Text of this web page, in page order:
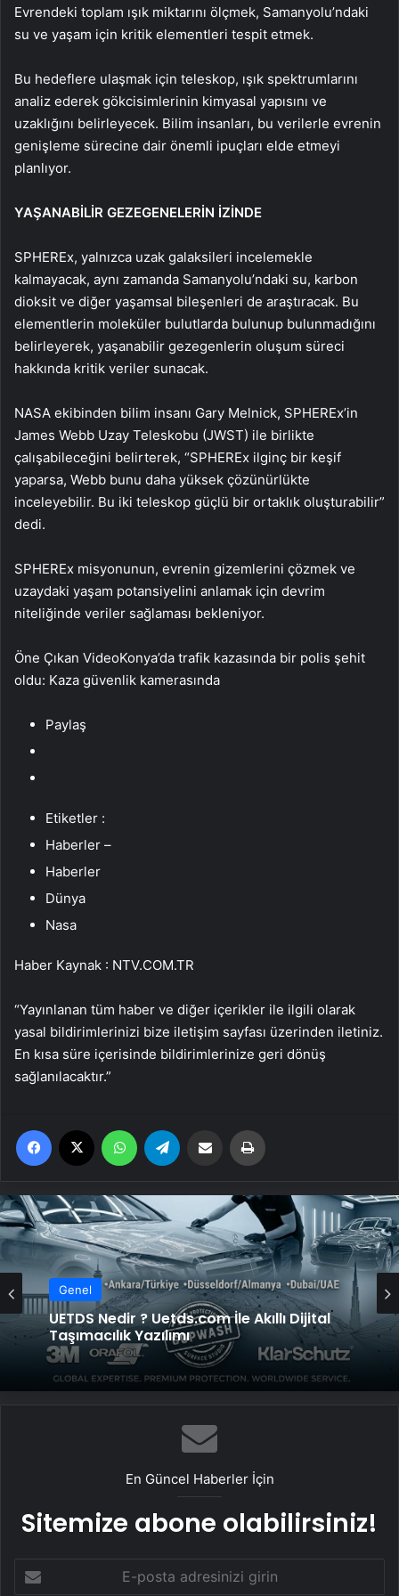
Evrendeki toplam ışık miktarını ölçmek, Samanyolu’ndaki
su ve yaşam için kritik elementleri tespit etmek.
Bu hedeflere ulaşmak için teleskop, ışık spektrumlarını
analiz ederek gökcisimlerinin kimyasal yapısını ve
uzaklığını belirleyecek. Bilim insanları, bu verilerle evrenin
genişleme sürecine dair önemli ipuçları elde etmeyi
planlıyor.
YAŞANABİLİR GEZEGENELERİN İZİNDE
SPHEREx, yalnızca uzak galaksileri incelemekle
kalmayacak, aynı zamanda Samanyolu’ndaki su, karbon
dioksit ve diğer yaşamsal bileşenleri de araştıracak. Bu
elementlerin moleküler bulutlarda bulunup bulunmadığını
belirleyerek, yaşanabilir gezegenlerin oluşum süreci
hakkında kritik veriler sunacak.
NASA ekibinden bilim insanı Gary Melnick, SPHEREx’in
James Webb Uzay Teleskobu (JWST) ile birlikte
çalışabileceğini belirterek, “SPHEREx ilginç bir keşif
yaparsa, Webb bunu daha yüksek çözünürlükte
inceleyebilir. Bu iki teleskop güçlü bir ortaklık oluşturabilir”
dedi.
SPHEREx misyonunun, evrenin gizemlerini çözmek ve
uzaydaki yaşam potansiyelini anlamak için devrim
niteliğinde veriler sağlaması bekleniyor.
Öne Çıkan VideoKonya’da trafik kazasında bir polis şehit
oldu: Kaza güvenlik kamerasında
Paylaş
Etiketler :
Haberler –
Haberler
Dünya
Nasa
Haber Kaynak : NTV.COM.TR
“Yayınlanan tüm haber ve diğer içerikler ile ilgili olarak
yasal bildirimlerinizi bize iletişim sayfası üzerinden iletiniz.
En kısa süre içerisinde bildirimlerinize geri dönüş
sağlanılacaktır.”
Facebook WhatsApp Email'den paylaş
Genel
UETDS Nedir ? Uetds.com İle Akıllı Dijital
Taşımacılık Yazılımı
En Güncel Haberler İçin
Sitemize abone olabilirsiniz!
posta